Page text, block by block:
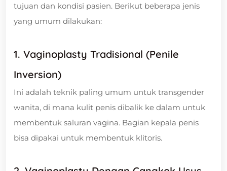
tujuan dan kondisi pasien. Berikut beberapa jenis
yang umum dilakukan:
1. Vaginoplasty Tradisional (Penile
Inversion)
Ini adalah teknik paling umum untuk transgender
wanita, di mana kulit penis dibalik ke dalam untuk
membentuk saluran vagina. Bagian kepala penis
bisa dipakai untuk membentuk klitoris.